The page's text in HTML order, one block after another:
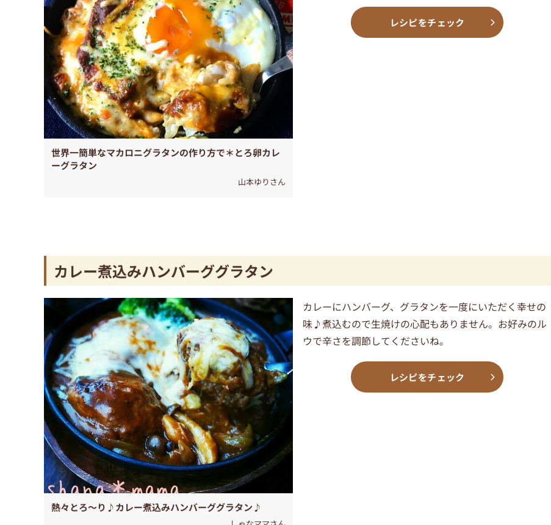
世界一簡単なマカロニグラタンの作り方で＊とろ卵カレ
ーグラタン
山本ゆりさん
レシピをチェック
カレー煮込みハンバーググラタン
熱々とろ～り♪カレー煮込みハンバーググラタン♪
カレーにハンバーグ、グラタンを一度にいただく幸せの
味♪煮込むので生焼けの心配もありません。お好みのル
ウで辛さを調節してくださいね。
レシピをチェック